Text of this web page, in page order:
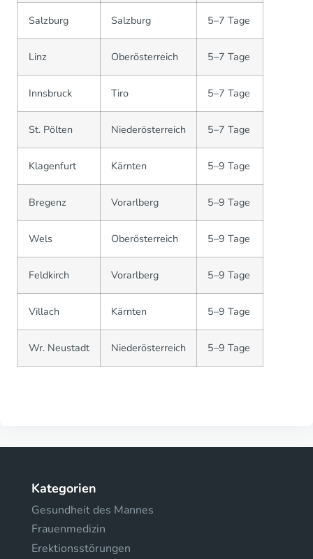
Salzburg Salzburg 5–7 Tage
Linz Oberösterreich 5–7 Tage
Innsbruck Tiro 5–7 Tage
St. Pölten Niederösterreich 5–7 Tage
Klagenfurt Kärnten 5–9 Tage
Bregenz Vorarlberg 5–9 Tage
Wels Oberösterreich 5–9 Tage
Feldkirch Vorarlberg 5–9 Tage
Villach Kärnten 5–9 Tage
Wr. Neustadt Niederösterreich 5–9 Tage
Kategorien
Gesundheit des Mannes
Frauenmedizin
Erektionsstörungen